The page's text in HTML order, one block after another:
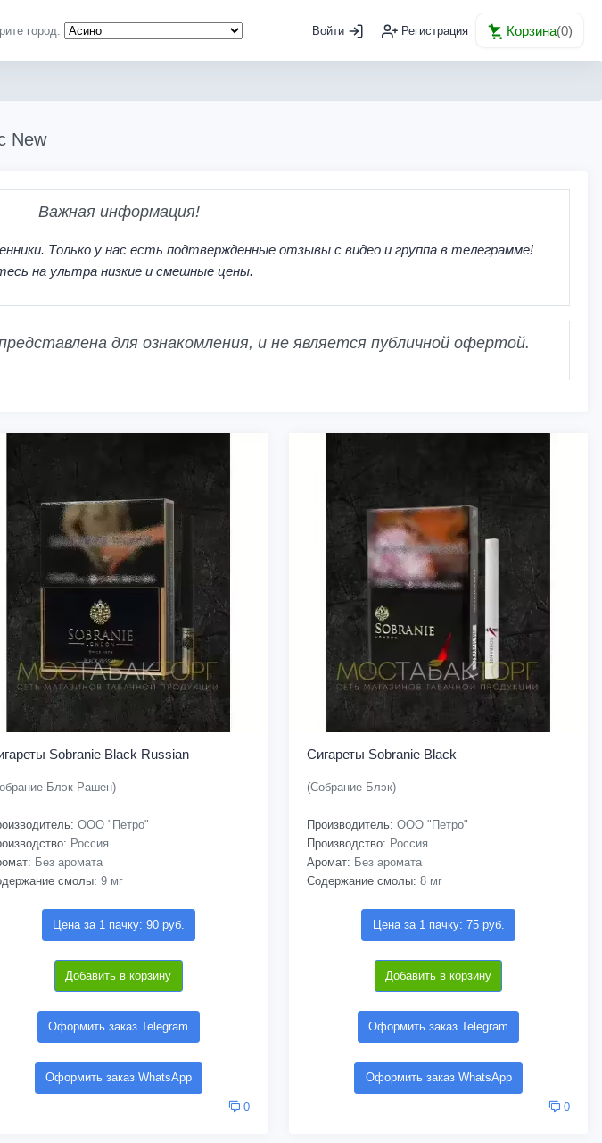
город: Войти Регистрация Корзина(0)
New
Важная информация!
Только у нас есть подтвержденные отзывы с видео и группа в телеграмме!
на ультра низкие и смешные цены.
для ознакомления, и не является публичной офертой.
Sobranie Black Russian
Блэк Рашен)
ООО "Петро"
Россия
Без аромата
смолы: 9 мг
Цена за 1 пачку: 90 руб.
Добавить в корзину
Оформить заказ Telegram
Оформить заказ WhatsApp
0
Сигареты Sobranie Black
(Собрание Блэк)
Производитель: ООО "Петро"
Производство: Россия
Аромат: Без аромата
Содержание смолы: 8 мг
Цена за 1 пачку: 75 руб.
Добавить в корзину
Оформить заказ Telegram
Оформить заказ WhatsApp
0